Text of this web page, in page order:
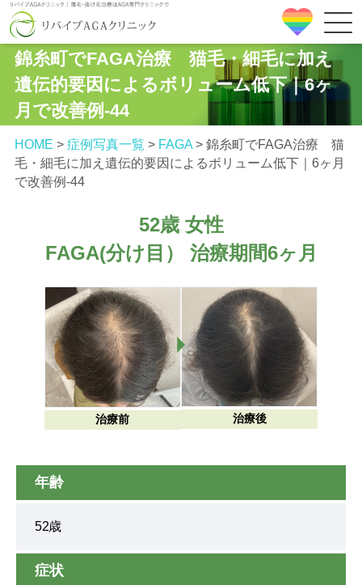
錦糸町でFAGA治療 猫毛・細毛に加え
遺伝的要因によるボリューム低下｜6ヶ
月で改善例‐44
HOME > 症例写真一覧 > FAGA > 錦糸町でFAGA治療 猫
毛・細毛に加え遺伝的要因によるボリューム低下｜6ヶ月
で改善例‐44
52歳 女性
FAGA(分け目） 治療期間6ヶ月
治療前 治療後
年齢
52歳
症状